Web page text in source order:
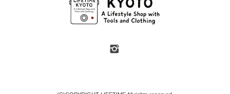
京都府京都市北区紫野上築山町21（1階と2階）
定休日 / 水・日曜